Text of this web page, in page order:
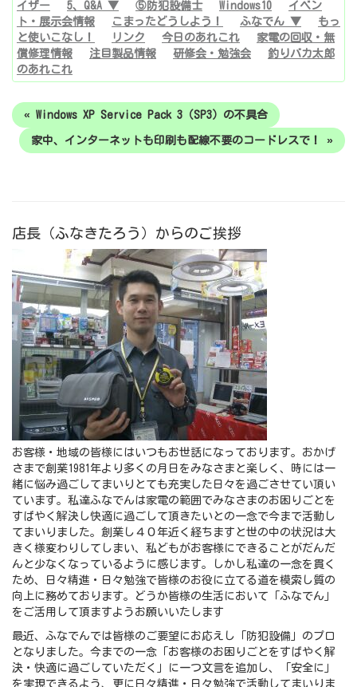
イザー 5、Q&A ▼ ⑤防犯設備士 Windows10
イベン
ト・展示会情報
こまったどうしよう！ ふなでん ▼
もっ
と使いこなし！
リンク 今日のあれこれ
家電の回収・無
償修理情報
注目製品情報 研修会・勉強会
釣りバカ太郎
のあれこれ
« Windows XP Service Pack 3（SP3）の不具合
家中、インターネットも印刷も配線不要のコードレスで！ »
店長（ふなきたろう）からのご挨拶
お客様・地域の皆様にはいつもお世話になっております。おかげ
さまで創業1981年より多くの月日をみなさまと楽しく、時には一
緒に悩み過ごしてまいりとても充実した日々を過ごさせてい頂い
ています。私達ふなでんは家電の範囲でみなさまのお困りごとを
すばやく解決し快適に過ごして頂きたいとの一念で今まで活動し
てまいりました。創業し４０年近く経ちますと世の中の状況は大
きく様変わりしてしまい、私どもがお客様にできることがだんだ
んと少なくなっているように感じます。しかし私達の一念を貫く
ため、日々精進・日々勉強で皆様のお役に立てる道を模索し質の
向上に務めております。どうか皆様の生活において「ふなでん」
をご活用して頂ますようお願いいたします
最近、ふなでんでは皆様のご要望にお応えし「防犯設備」のプロ
となりました。今までの一念「お客様のお困りごとをすばやく解
決・快適に過ごしていただく」に一つ文言を追加し、「安全に」
を実現できるよう、更に日々精進・日々勉強で活動してまいりま